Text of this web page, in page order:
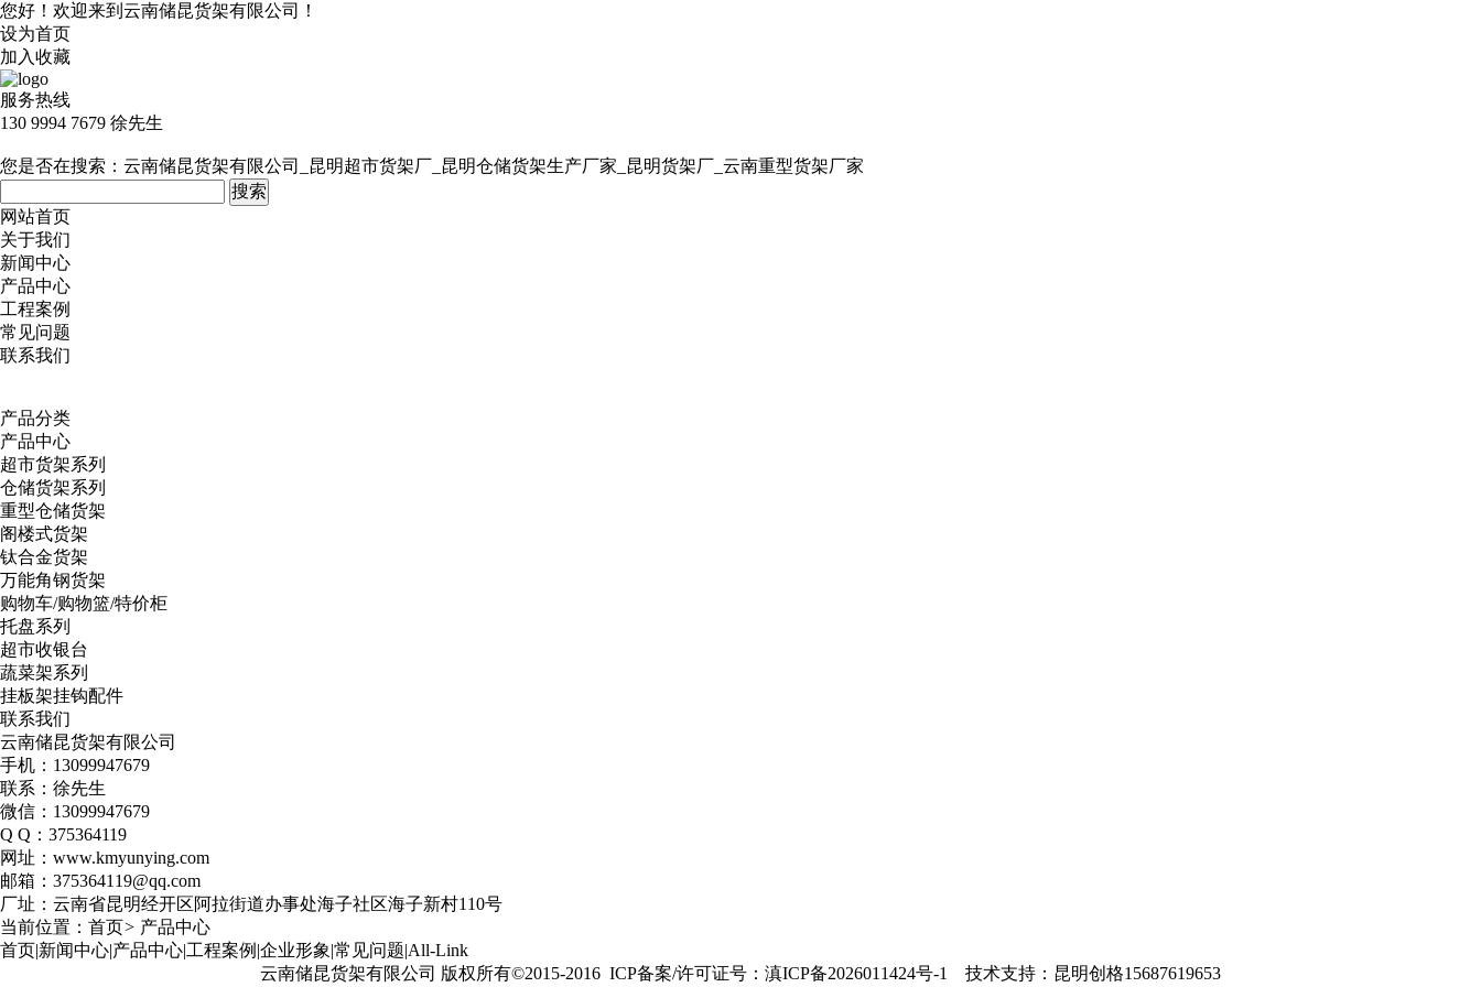
您好！欢迎来到云南储昆货架有限公司！
设为首页
加入收藏
服务热线
130 9994 7679 徐先生
您是否在搜索： 云南储昆货架有限公司_昆明超市货架厂_昆明仓储货架生产厂家_昆明货架厂_云南重型货架厂家
网站首页
关于我们
新闻中心
产品中心
工程案例
常见问题
联系我们
产品分类
产品中心
超市货架系列
仓储货架系列
重型仓储货架
阁楼式货架
钛合金货架
万能角钢货架
购物车/购物篮/特价柜
托盘系列
超市收银台
蔬菜架系列
挂板架挂钩配件
联系我们
云南储昆货架有限公司
手机：13099947679
联系：徐先生
微信：13099947679
Q Q：375364119
网址：www.kmyunying.com
邮箱：375364119@qq.com
厂址：云南省昆明经开区阿拉街道办事处海子社区海子新村110号
当前位置： 首页> 产品中心
首页|新闻中心|产品中心|工程案例 |企业形象|常见问题|All-Link
云南储昆货架有限公司 版权所有©2015-2016 ICP备案/许可证号： 滇ICP备2026011424号-1 技术支持：昆明创格15687619653